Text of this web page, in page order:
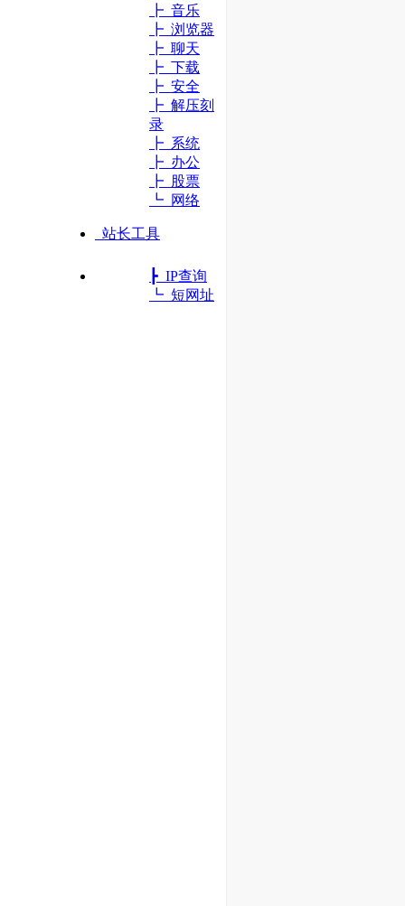
┣ 音乐
┣ 浏览器
┣ 聊天
┣ 下载
┣ 安全
┣ 解压刻
录
┣ 系统
┣ 办公
┣ 股票
┗ 网络
站长工具
┣ IP查询
┗ 短网址